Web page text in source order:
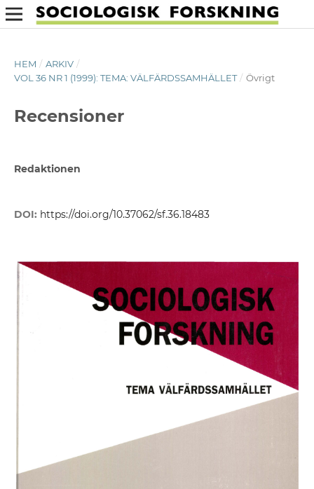
HEM / ARKIV /
VOL 36 NR 1 (1999): TEMA: VÄLFÄRDSSAMHÄLLET / Övrigt
Recensioner
Redaktionen
DOI: https://doi.org/10.37062/sf.36.18483